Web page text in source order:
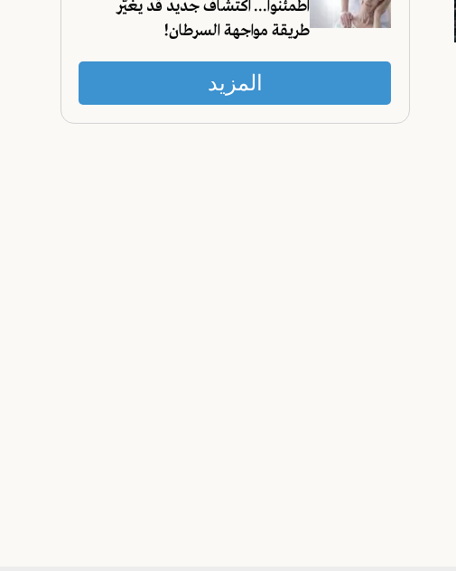
اطمئنوا... اكتشاف جديد قد يغيّر
طريقة مواجهة السرطان!
المزيد